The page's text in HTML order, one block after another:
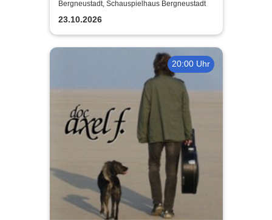
komisch!
Bergneustadt, Schauspielhaus Bergneustadt
23.10.2026
20:00 Uhr